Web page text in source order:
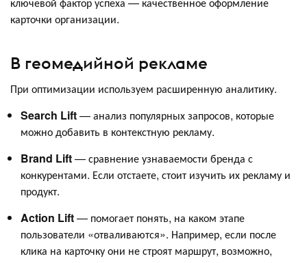
карточки организации.
В геомедийной рекламе
При оптимизации используем расширенную аналитику.
Search Lift— анализ популярных запросов, которые
можно добавить в контекстную рекламу.
Brand Lift— сравнение узнаваемости бренда с
конкурентами. Если отстаете, стоит изучить их рекламу и
продукт.
Action Lift— помогает понять, на каком этапе
пользователи «отваливаются». Например, если после
клика на карточку они не строят маршрут, возможно,